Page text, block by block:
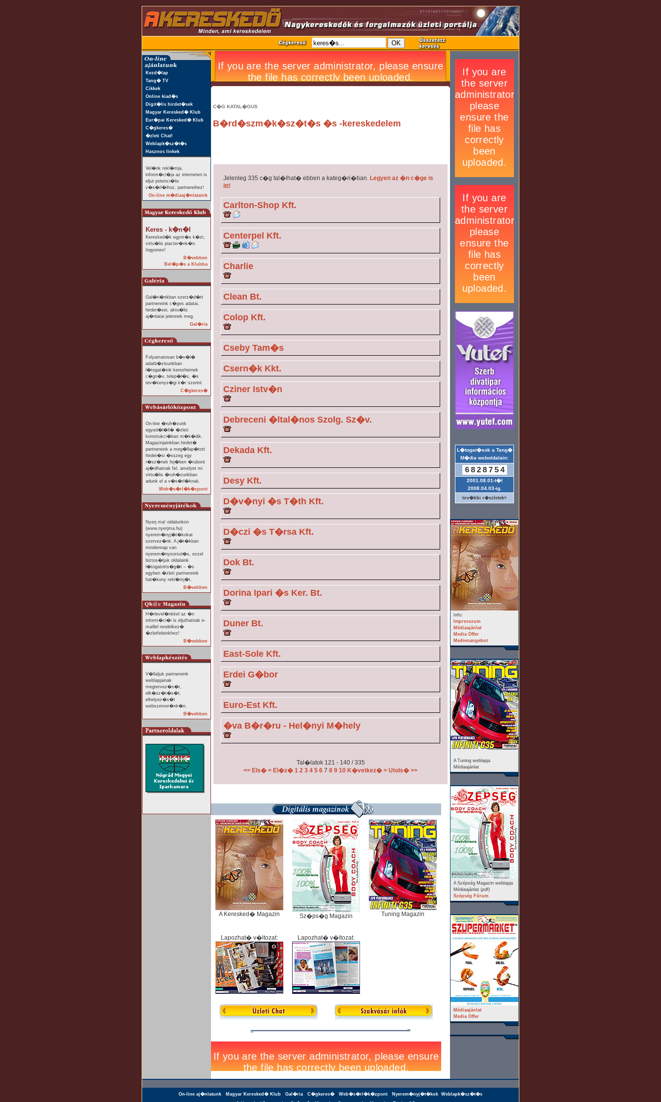
Kezd�lap
Tang� TV
Cikkek
Online kiad�s
Digit�lis hirdet�sek
Magyar Keresked� Klub
Eur�pai Keresked� Klub
C�gkeres�
�zleti Chat!
Weblapk�sz�t�s
Hasznos linkek
Vel�nk rekl�mja,
inform�ci�ja az interneten is
eljut potenci�lis
v�s�rl�ihoz, partnereihez!
On-line m�diaaj�nlataink
Keres - k�n�l
Keresked�k egym�s k�zt,
virtu�lis piacter�nk�n.
Ingyenes!
B�vebben
Bel�p�s a Klubba
Gal�ri�nkban szerz�d�tt
partnereink c�ges adatai,
hirdet�sei, aktu�lis
aj�nlatai jelennek meg.
Gal�ria
Folyamatosan b�v�l�
adatb�zisunkban
l�togat�ink kereshetnek
c�gn�v, telep�l�s, �s
tev�kenys�gi k�r szerint.
C�gkeres�
On-line �ruh�zunk
egyed�l�ll� �zleti
konstrukci�ban m�k�dik.
Magazinjainkban hirdet�
partnereink a meg�llap�tott
hirdet�si �sszeg egy
r�sz�nek fej�ben �rubont
aj�nlhatnak fel, amelyet mi
virtu�lis �ruh�zunkban
adunk el a v�s�rl�knak.
Web�s�rl�k�zpont
Nyerj ma! oldalunkon
(www.nyerjma.hu)
nyerem�nyj�t�kokat
szervez�nk. A j�t�kban
mindennap van
nyerem�nysorsol�s, ezzel
biztos�tjuk oldalaink
l�togatotts�g�t – �s
egyben �zleti partnereink
hat�kony rekl�mj�t.
B�vebben
H�rlevel�nkkel az �n
inform�ci�i is eljuthatnak e-
maillel rendelkez�
�zletfeleinkhez!
B�vebben
V�llaljuk partnereink
weblapjainak
megtervez�s�t,
elk�sz�t�s�t,
elhelyez�s�t
webszerver�nk�n.
B�vebben
C�G KATAL�GUS
B�rd�szm�k�sz�t�s �s -kereskedelem
Jelenleg 335 c�g tal�lhat� ebben a kateg�ri�ban. Legyen az �n c�ge is
itt!
Carlton-Shop Kft.
Centerpel Kft.
Charlie
Clean Bt.
Colop Kft.
Cseby Tam�s
Csern�k Kkt.
Cziner Istv�n
Debreceni �ltal�nos Szolg. Sz�v.
Dekada Kft.
Desy Kft.
D�v�nyi �s T�th Kft.
D�czi �s T�rsa Kft.
Dok Bt.
Dorina Ipari �s Ker. Bt.
Duner Bt.
East-Sole Kft.
Erdei G�bor
Euro-Est Kft.
�va B�r�ru - Hel�nyi M�hely
Tal�latok 121 - 140 / 335
<< Els� < El�z� 1 2 3 4 5 6 7 8 9 10 K�vetkez� > Utols� >>
A Keresked� Magazin Sz�ps�g Magazin Tuning Magazin
Lapozhat� v�ltozat: Lapozhat� v�ltozat:
L�togat�sok a Tang�
M�dia weboldalain:
6828754
2001.08.01-t�l
2008.04.03-ig.
tov�bbi r�szletek>
Info:
Impresszum
Médiaajánlat
Media Offer
Medienangebot
A Tuning weblapja
Médiaajánlat
A Szépség Magazin weblapja
Médiaajánlat (pdf)
Szépség Fórum
Médiaajánlat
Media Offer
On-line aj�nlatunk Magyar Keresked� Klub Gal�ria C�gkeres� Web�s�rl�k�zpont Nyerem�nyj�t�kok Weblapk�sz�t�s